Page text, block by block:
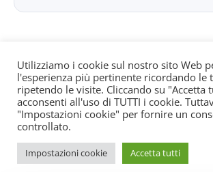
© All rights reserved. Quotidiano
giornali e periodici presso il Tribunale
del 24/8/2022 Editore: Agostino
responsabile: Andrea Musacchio
designed byWPInterface.
Utilizziamo i cookie sul nostro sito Web
l'esperienza più pertinente ricordando le
ripetendo le visite. Cliccando su "Accetta
acconsenti all'uso di TUTTI i cookie.
"Impostazioni cookie" per fornire un
controllato.
Impostazioni cookie Accetta tutti